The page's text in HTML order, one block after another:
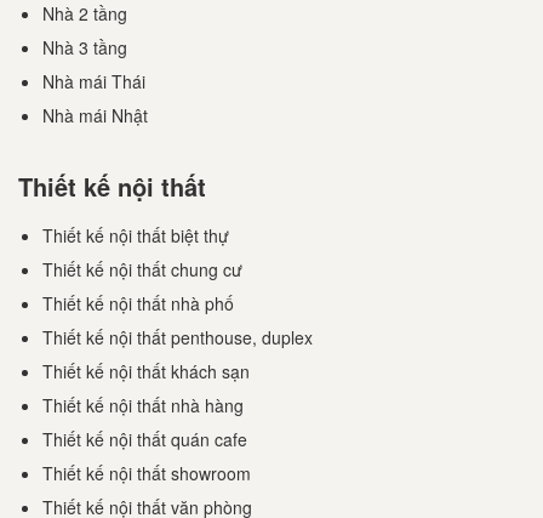
Nhà 2 tầng
Nhà 3 tầng
Nhà mái Thái
Nhà mái Nhật
Thiết kế nội thất
Thiết kế nội thất biệt thự
Thiết kế nội thất chung cư
Thiết kế nội thất nhà phố
Thiết kế nội thất penthouse, duplex
Thiết kế nội thất khách sạn
Thiết kế nội thất nhà hàng
Thiết kế nội thất quán cafe
Thiết kế nội thất showroom
Thiết kế nội thất văn phòng